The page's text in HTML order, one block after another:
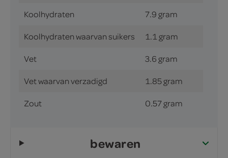
Koolhydraten 7.9 gram
Koolhydraten waarvan suikers 1.1 gram
Vet 3.6 gram
Vet waarvan verzadigd 1.85 gram
Zout 0.57 gram
bewaren